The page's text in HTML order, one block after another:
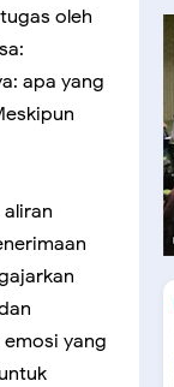
oleh
apa yang
yang